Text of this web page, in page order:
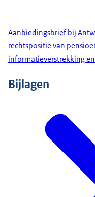
Aanbiedingsbrief bij
rechtspositie van
informatieverstrekking
Bijlagen